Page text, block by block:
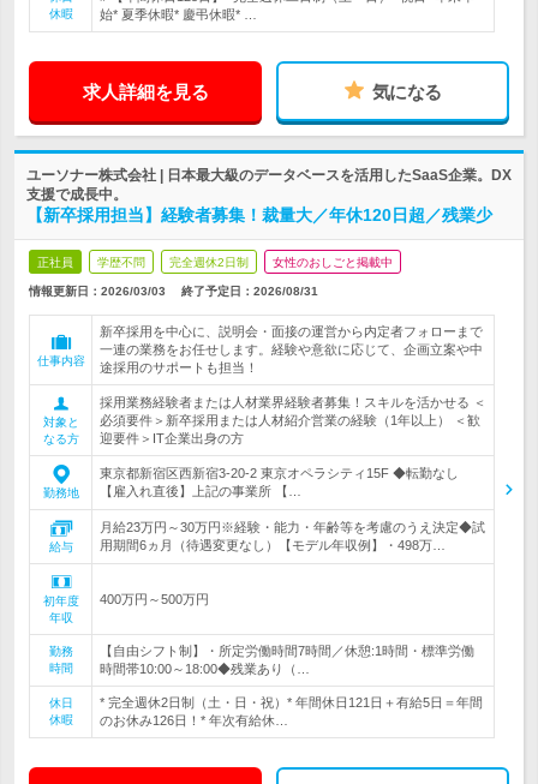
休暇
始* 夏季休暇* 慶弔休暇* …
求人詳細を見る 気になる
ユーソナー株式会社 | 日本最大級のデータベースを活用したSaaS企業。DX
支援で成長中。
【新卒採用担当】経験者募集！裁量大／年休120日超／残業少
正社員 学歴不問 完全週休2日制 女性のおしごと掲載中
情報更新日：2026/03/03 終了予定日： 2026/08/31
仕事内容
新卒採用を中心に、説明会・面接の運営から内定者フォローまで
一連の業務をお任せします。経験や意欲に応じて、企画立案や中
途採用のサポートも担当！
対象と
なる方
採用業務経験者または人材業界経験者募集！スキルを活かせる ＜
必須要件＞新卒採用または人材紹介営業の経験（1年以上） ＜歓
迎要件＞IT企業出身の方
勤務地
東京都新宿区西新宿3-20-2 東京オペラシティ15F ◆転勤なし
【雇入れ直後】上記の事業所 【…
給与
月給23万円～30万円※経験・能力・年齢等を考慮のうえ決定◆試
用期間6ヵ月（待遇変更なし）【モデル年収例】・498万…
初年度
年収
400万円～500万円
勤務
時間
【自由シフト制】・所定労働時間7時間／休憩:1時間・標準労働
時間帯10:00～18:00◆残業あり（…
休日
休暇
* 完全週休2日制（土・日・祝）* 年間休日121日＋有給5日＝年間
のお休み126日！* 年次有給休…